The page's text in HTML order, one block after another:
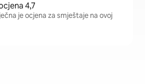
4,7
je ocjena za smještaje na ovoj